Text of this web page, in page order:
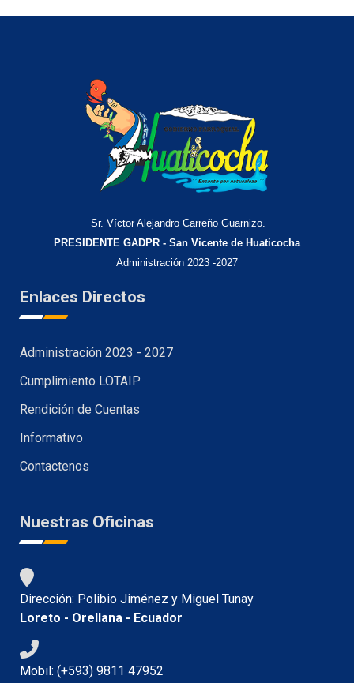
Sr. Víctor Alejandro Carreño Guarnizo.
PRESIDENTE GADPR - San Vicente de Huaticocha
Administración 2023 -2027
Enlaces Directos
Administración 2023 - 2027
Cumplimiento LOTAIP
Rendición de Cuentas
Informativo
Contactenos
Nuestras Oficinas
Dirección: Polibio Jiménez y Miguel Tunay
Loreto - Orellana - Ecuador
Mobil: (+593) 9811 47952